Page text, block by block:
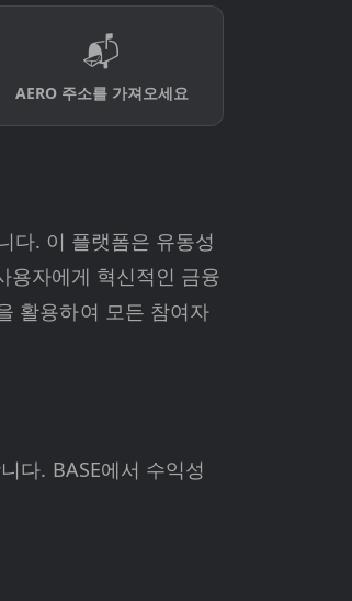
📬
AERO 주소를 가져오세요
다. 이 플랫폼은 유동성
자에게 혁신적인 금융
활용하여 모든 참여자
다. BASE에서 수익성